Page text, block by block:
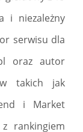
i niezależny
serwisu dla
oraz autor
takich jak
i Market
rankingiem